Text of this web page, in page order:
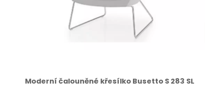
Moderní čalouněné křesílko Busetto S 283 SL